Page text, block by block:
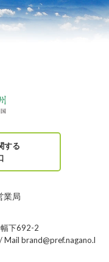
する
業局
下692-2
brand@pref.nagano.l